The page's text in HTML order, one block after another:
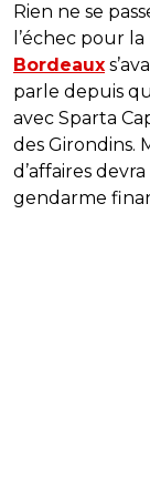
Rien ne se
l’échec pour
Bordeaux
parle depuis
avec Sparta
des Girondins.
d’affaires
gendarme